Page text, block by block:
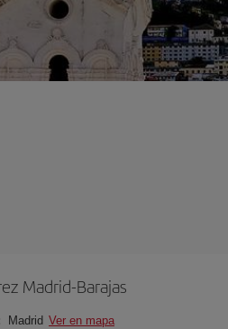
Madrid-Barajas
Madrid Ver en mapa